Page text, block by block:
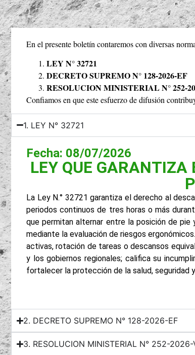
En el presente boletín contaremos con diversas
LEY N° 32721
DECRETO SUPREMO N° 128-2026-EF
RESOLUCION MINISTERIAL N° 252-
Confiamos en que este esfuerzo de difusión
1. LEY N° 32721
Fecha: 08/07/2026
LEY QUE GARANTIZA
La Ley N.° 32721 garantiza el derecho al
periodos continuos de tres horas o más
que permitan alternar entre la posición de pie
mediante la evaluación de riesgos
activas, rotación de tareas o descansos
y los gobiernos regionales; califica su
fortalecer la protección de la salud, seguridad
2. DECRETO SUPREMO N° 128-2026-EF
3. RESOLUCION MINISTERIAL N° 252-2026-